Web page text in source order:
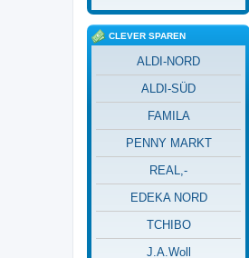
CLEVER SPAREN
ALDI-NORD
ALDI-SÜD
FAMILA
PENNY MARKT
REAL,-
EDEKA NORD
TCHIBO
J.A.Woll